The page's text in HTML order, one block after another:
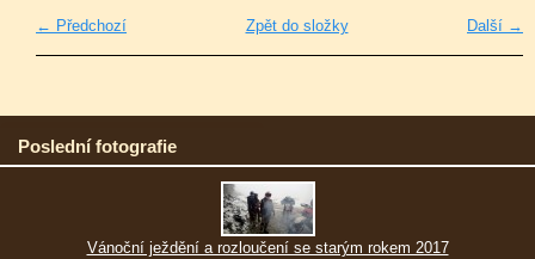
← Předchozí Další →
Zpět do složky
Poslední fotografie
Vánoční ježdění a rozloučení se starým rokem 2017